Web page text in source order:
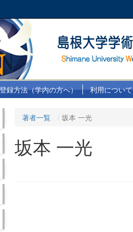
録方法（学内の方へ） 利用について
著者一覧 坂本 一光
坂本 一光